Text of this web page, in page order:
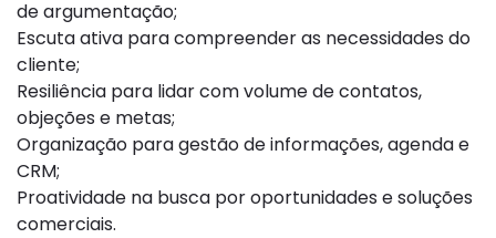
de argumentação;
Escuta ativa para compreender as necessidades do
cliente;
Resiliência para lidar com volume de contatos,
objeções e metas;
Organização para gestão de informações, agenda e
CRM;
Proatividade na busca por oportunidades e soluções
comerciais.